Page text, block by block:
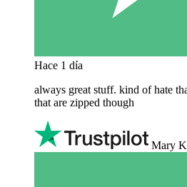
Hace 1 día
always great stuff. kind of hate
that are zipped though
Mary